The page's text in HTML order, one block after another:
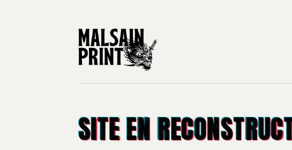
SITE EN